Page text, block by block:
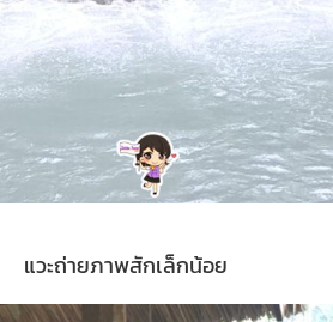
แวะถ่ายภาพสักเล็กน้อย